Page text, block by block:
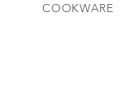
COOKWARE